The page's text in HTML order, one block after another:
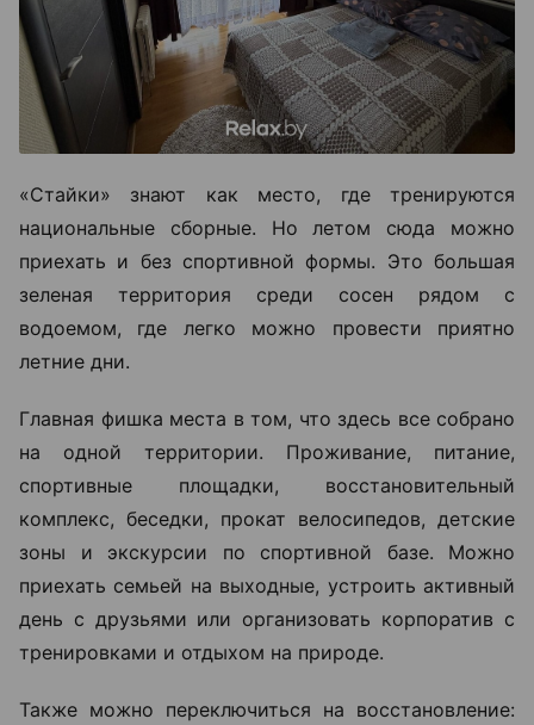
«Стайки» знают как место, где тренируются
национальные сборные. Но летом сюда можно
приехать и без спортивной формы. Это большая
зеленая территория среди сосен рядом с
водоемом, где легко можно провести приятно
летние дни.
Главная фишка места в том, что здесь все собрано
на одной территории. Проживание, питание,
спортивные площадки, восстановительный
комплекс, беседки, прокат велосипедов, детские
зоны и экскурсии по спортивной базе. Можно
приехать семьей на выходные, устроить активный
день с друзьями или организовать корпоратив с
тренировками и отдыхом на природе.
Также можно переключиться на восстановление: